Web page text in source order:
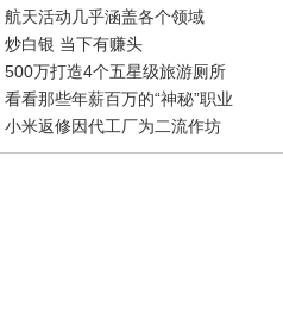
航天活动几乎涵盖各个领域
炒白银 当下有赚头
500万打造4个五星级旅游厕所
看看那些年薪百万的“神秘”职业
小米返修因代工厂为二流作坊